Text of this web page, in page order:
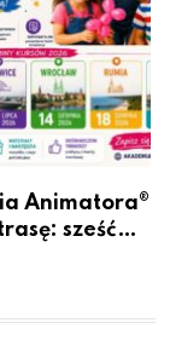
Animatora®
sześć